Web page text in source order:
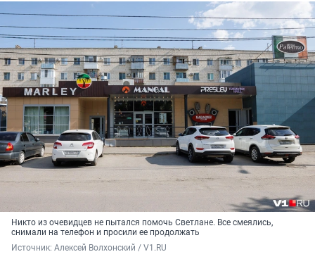
Никто из очевидцев не пытался помочь Светлане. Все смеялись,
снимали на телефон и просили ее продолжать
Источник: Алексей Волхонский / V1.RU